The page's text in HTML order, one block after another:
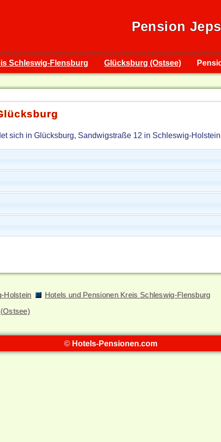
Pension
Schleswig-Flensburg Glücksburg (Ostsee)
sich in Glücksburg, Sandwigstraße 12 in Schleswig-
Holstein Hotels und Pensionen Kreis Schleswig-Flensburg
© Hotels-Pensionen.com